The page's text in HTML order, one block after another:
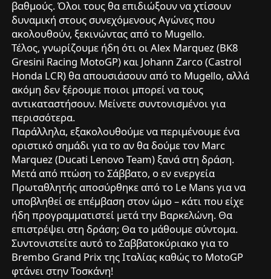
βαθμούς. Όλοι τους θα επιδιώξουν να χτίσουν
δυναμική στους συνεχόμενους Αγώνες που
ακολουθούν, ξεκινώντας από το Mugello.
Τέλος, γνωρίζουμε ήδη ότι οι Alex Marquez (BK8
Gresini Racing MotoGP) και Johann Zarco (Castrol
Honda LCR) θα απουσιάσουν από το Mugello, αλλά
ακόμη δεν ξέρουμε ποιοι μπορεί να τους
αντικαταστήσουν. Μείνετε συντονισμένοι για
περισσότερα.
Παράλληλα, εξακολουθούμε να περιμένουμε ένα
οριστικό σημάδι για το αν θα δούμε τον Marc
Marquez (Ducati Lenovo Team) ξανά στη δράση.
Μετά από πτώση το Σάββατο, ο εν ενεργεία
Πρωταθλητής αποσύρθηκε από το Le Mans για να
υποβληθεί σε επέμβαση στον ώμο – κάτι που είχε
ήδη προγραμματιστεί μετά την Βαρκελώνη. Θα
επιστρέψει στη δράση; Θα το μάθουμε σύντομα.
Συντονιστείτε αυτό το Σαββατοκύριακο για το
Brembo Grand Prix της Ιταλίας καθώς το MotoGP
φτάνει στην Τοσκάνη!